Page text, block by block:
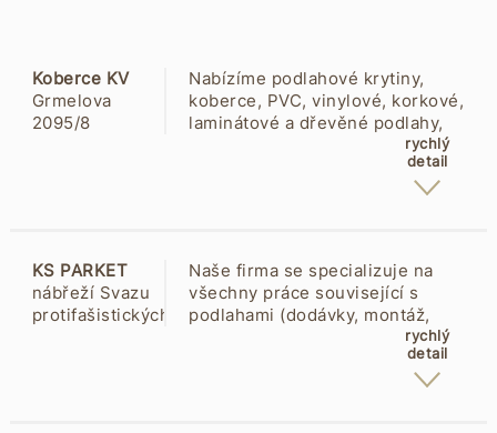
Koberce KV
Grmelova
2095/8
Nabízíme podlahové krytiny,
koberce, PVC, vinylové, korkové,
laminátové a dřevěné podlahy,
kusové koberce a příslušenství.
Poradíme, vyměříme, obšijeme,
rychlý
detail
KS PARKET
nábřeží Svazu
protifašistických
Naše firma se specializuje na
všechny práce související s
podlahami (dodávky, montáž,
renovace). Dále provádíme
dodávky a montáže interiérových
i bezpečnostních dveří a zárubní
rychlý
detail